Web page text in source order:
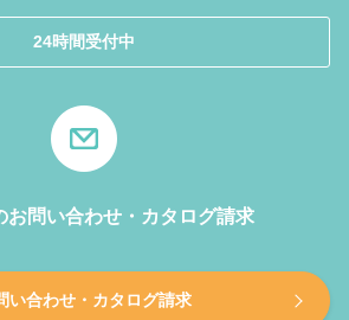
24時間受付中
お問い合わせ・カタログ請求
い合わせ・カタログ請求